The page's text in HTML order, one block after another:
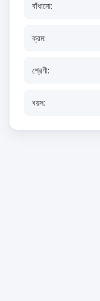
বাঁধানো:
ক্রম:
শ্রেণী:
বয়স: